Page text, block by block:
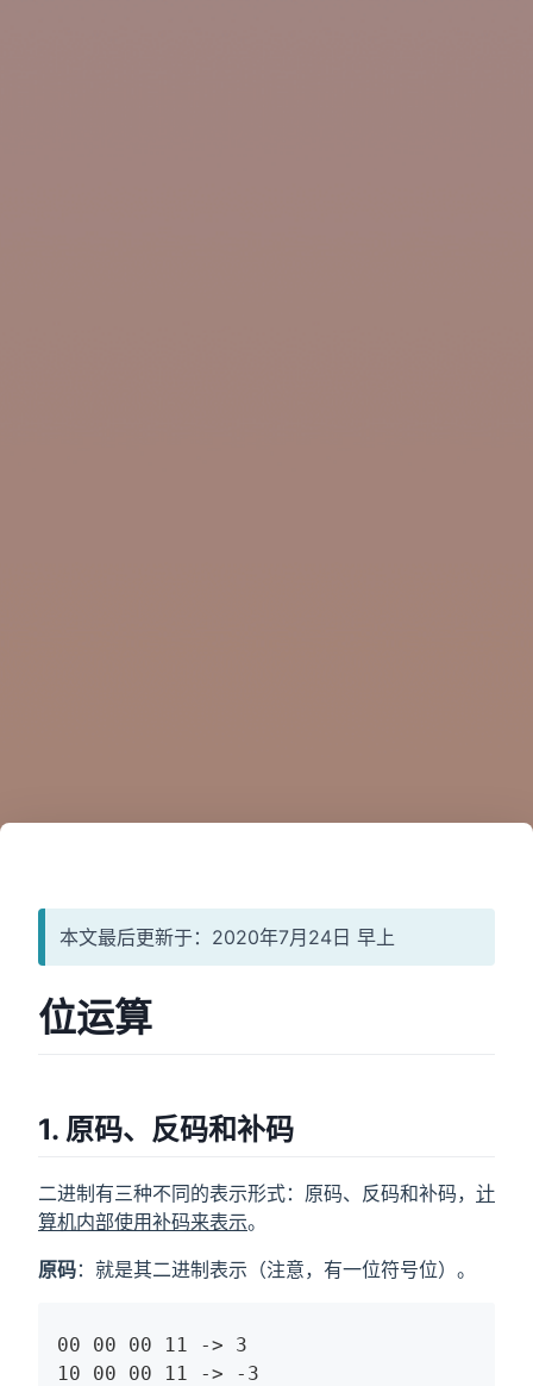
本文最后更新于：2020年7月24日 早上
位运算
1. 原码、反码和补码
二进制有三种不同的表示形式：原码、反码和补码， 计
算机内部使用补码来表示。
原码：就是其二进制表示（注意，有一位符号位）。
00 00 00 11 -> 3
10 00 00 11 -> -3